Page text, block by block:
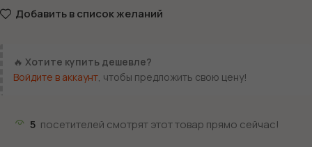
Добавить в список желаний
🔥 Хотите купить дешевле?
Войдите в аккаунт , чтобы предложить свою цену!
5 посетителей смотрят этот товар прямо сейчас!